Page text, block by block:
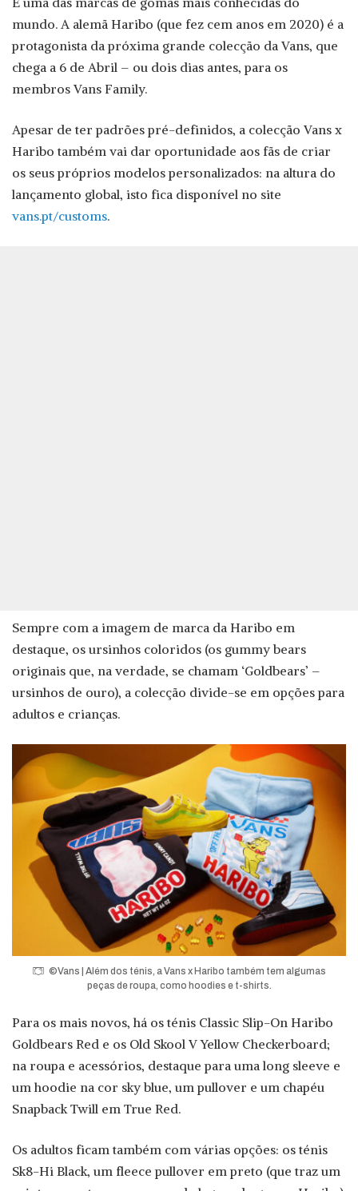
mundo. A alemã Haribo (que fez cem anos em 2020) é a
protagonista da próxima grande colecção da Vans, que
chega a 6 de Abril – ou dois dias antes, para os
membros Vans Family.
Apesar de ter padrões pré-definidos, a colecção Vans x
Haribo também vai dar oportunidade aos fãs de criar
os seus próprios modelos personalizados: na altura do
lançamento global, isto fica disponível no site
vans.pt/customs.
Sempre com a imagem de marca da Haribo em
destaque, os ursinhos coloridos (os gummy bears
originais que, na verdade, se chamam ‘Goldbears’ –
ursinhos de ouro), a colecção divide-se em opções para
adultos e crianças.
©Vans | Além dos ténis, a Vans x Haribo também tem algumas
peças de roupa, como hoodies e t-shirts.
Para os mais novos, há os ténis Classic Slip-On Haribo
Goldbears Red e os Old Skool V Yellow Checkerboard;
na roupa e acessórios, destaque para uma long sleeve e
um hoodie na cor sky blue, um pullover e um chapéu
Snapback Twill em True Red.
Os adultos ficam também com várias opções: os ténis
Sk8-Hi Black, um fleece pullover em preto (que traz um